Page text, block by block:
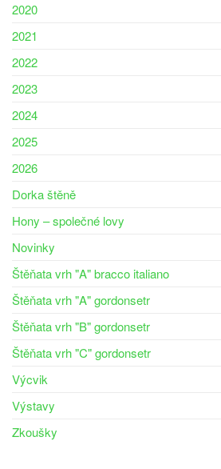
2020
2021
2022
2023
2024
2025
2026
Dorka štěně
Hony – společné lovy
Novinky
Štěňata vrh "A" bracco italiano
Štěňata vrh "A" gordonsetr
Štěňata vrh "B" gordonsetr
Štěňata vrh "C" gordonsetr
Výcvik
Výstavy
Zkoušky